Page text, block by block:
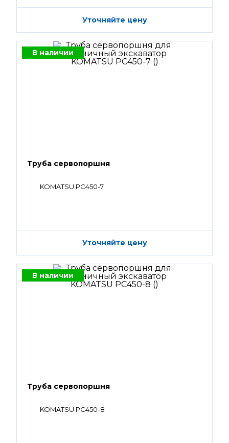
Уточняйте цену
В наличии
Труба сервопоршня
KOMATSU PC450-7
Уточняйте цену
В наличии
Труба сервопоршня
KOMATSU PC450-8